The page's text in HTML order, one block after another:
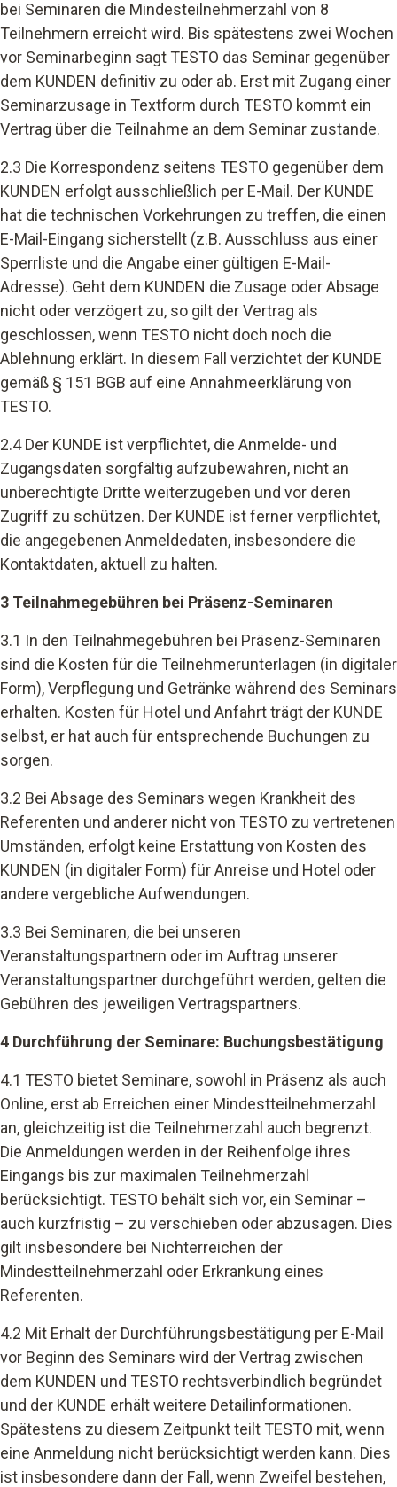
bei Seminaren die Mindesteilnehmerzahl von 8
Teilnehmern erreicht wird. Bis spätestens zwei Wochen
vor Seminarbeginn sagt TESTO das Seminar gegenüber
dem KUNDEN definitiv zu oder ab. Erst mit Zugang einer
Seminarzusage in Textform durch TESTO kommt ein
Vertrag über die Teilnahme an dem Seminar zustande.
2.3 Die Korrespondenz seitens TESTO gegenüber dem
KUNDEN erfolgt ausschließlich per E-Mail. Der KUNDE
hat die technischen Vorkehrungen zu treffen, die einen
E-Mail-Eingang sicherstellt (z.B. Ausschluss aus einer
Sperrliste und die Angabe einer gültigen E-Mail-
Adresse). Geht dem KUNDEN die Zusage oder Absage
nicht oder verzögert zu, so gilt der Vertrag als
geschlossen, wenn TESTO nicht doch noch die
Ablehnung erklärt. In diesem Fall verzichtet der KUNDE
gemäß § 151 BGB auf eine Annahmeerklärung von
TESTO.
2.4 Der KUNDE ist verpflichtet, die Anmelde- und
Zugangsdaten sorgfältig aufzubewahren, nicht an
unberechtigte Dritte weiterzugeben und vor deren
Zugriff zu schützen. Der KUNDE ist ferner verpflichtet,
die angegebenen Anmeldedaten, insbesondere die
Kontaktdaten, aktuell zu halten.
3 Teilnahmegebühren bei Präsenz-Seminaren
3.1 In den Teilnahmegebühren bei Präsenz-Seminaren
sind die Kosten für die Teilnehmerunterlagen (in digitaler
Form), Verpflegung und Getränke während des Seminars
erhalten. Kosten für Hotel und Anfahrt trägt der KUNDE
selbst, er hat auch für entsprechende Buchungen zu
sorgen.
3.2 Bei Absage des Seminars wegen Krankheit des
Referenten und anderer nicht von TESTO zu vertretenen
Umständen, erfolgt keine Erstattung von Kosten des
KUNDEN (in digitaler Form) für Anreise und Hotel oder
andere vergebliche Aufwendungen.
3.3 Bei Seminaren, die bei unseren
Veranstaltungspartnern oder im Auftrag unserer
Veranstaltungspartner durchgeführt werden, gelten die
Gebühren des jeweiligen Vertragspartners.
4 Durchführung der Seminare: Buchungsbestätigung
4.1 TESTO bietet Seminare, sowohl in Präsenz als auch
Online, erst ab Erreichen einer Mindestteilnehmerzahl
an, gleichzeitig ist die Teilnehmerzahl auch begrenzt.
Die Anmeldungen werden in der Reihenfolge ihres
Eingangs bis zur maximalen Teilnehmerzahl
berücksichtigt. TESTO behält sich vor, ein Seminar –
auch kurzfristig – zu verschieben oder abzusagen. Dies
gilt insbesondere bei Nichterreichen der
Mindestteilnehmerzahl oder Erkrankung eines
Referenten.
4.2 Mit Erhalt der Durchführungsbestätigung per E-Mail
vor Beginn des Seminars wird der Vertrag zwischen
dem KUNDEN und TESTO rechtsverbindlich begründet
und der KUNDE erhält weitere Detailinformationen.
Spätestens zu diesem Zeitpunkt teilt TESTO mit, wenn
eine Anmeldung nicht berücksichtigt werden kann. Dies
ist insbesondere dann der Fall, wenn Zweifel bestehen,